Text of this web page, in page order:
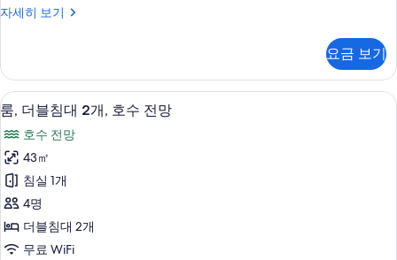
Tower
진
모
두
보
기
자세히 보기
룸,
대
개
(Water
Tower
View)
자
세
히
보
기
요금 보기
룸,
더
블
침
대
2
개,
고급 침구, 오리/거위털 이불, 필로우탑
4
룸, 더블침대 2개, 호수 전망
호수 전망
43㎡
침실 1개
4명
더블침대 2개
무료 WiFi